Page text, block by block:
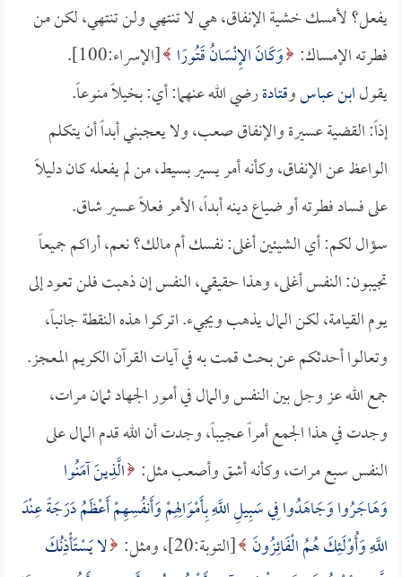
يفعل؟ لأمسك خشية الإنفاق، هي لا تنتهي ولن تنتهي، لكن من
فطرته الإمساك: وَكَانَ الإِنْسَانُ قَتُورًا [الإسراء:100].
يقولابن عباسوقتادةرضي الله عنهما: أي: بخيلاً منوعاً.
إذاً: القضية عسيرة والإنفاق صعب، ولا يعجبني أبداً أن يتكلم
الواعظ عن الإنفاق، وكأنه أمر يسير بسيط، من لم يفعله كان دليلاً
على فساد فطرته أو ضياع دينه أبداً، الأمر فعلاً عسير شاق.
سؤال لكم: أي الشيئين أغلى: نفسك أم مالك؟ نعم، أراكم جميعاً
تجيبون: النفس أغلى، وهذا حقيقي، النفس إن ذهبت فلن تعود إلى
يوم القيامة، لكن المال يذهب ويجيء. اتركوا هذه النقطة جانباً،
وتعالوا أحدثكم عن بحث قمت به في آيات القرآن الكريم المعجز.
جمع الله عز وجل بين النفس والمال في أمور الجهاد ثمان مرات،
وجدت في هذا الجمع أمراً عجيباً، وجدت أن الله قدم المال على
النفس سبع مرات، وكأنه أشق وأصعب مثل: الَّذِينَ آمَنُوا
وَهَاجَرُوا وَجَاهَدُوا فِي سَبِيلِ اللَّهِ بِأَمْوَالِهِمْ وَأَنفُسِهِمْ أَعْظَمُ دَرَجَةً عِنْدَ
اللَّهِ وَأُوْلَئِكَ هُمُ الْفَائِزُونَ [التوبة:20]، ومثل:
لا يَسْتَأْذِنُكَ